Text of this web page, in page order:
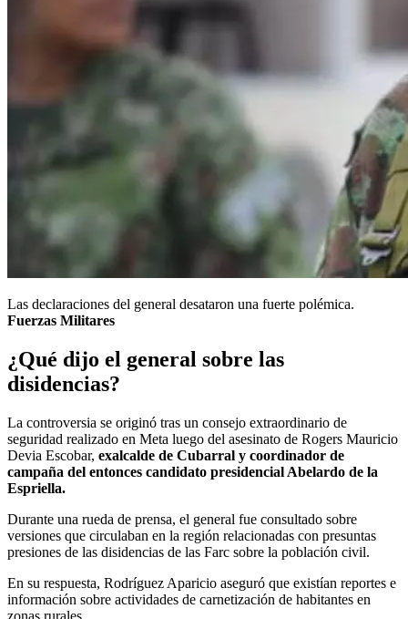
Las declaraciones del general desataron una fuerte polémica.
Fuerzas Militares
¿Qué dijo el general sobre las
disidencias?
La controversia se originó tras un consejo extraordinario de
seguridad realizado en Meta luego del asesinato de Rogers Mauricio
Devia Escobar, exalcalde de Cubarral y coordinador de
campaña del entonces candidato presidencial Abelardo de la
Espriella.
Durante una rueda de prensa, el general fue consultado sobre
versiones que circulaban en la región relacionadas con presuntas
presiones de las disidencias de las Farc sobre la población civil.
En su respuesta, Rodríguez Aparicio aseguró que existían reportes e
información sobre actividades de carnetización de habitantes en
zonas rurales.